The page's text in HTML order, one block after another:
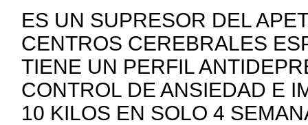
ES UN SUPRESOR DEL
CENTROS CEREBRALES
TIENE UN PERFIL
CONTROL DE ANSIEDAD E
10 KILOS EN SOLO 4